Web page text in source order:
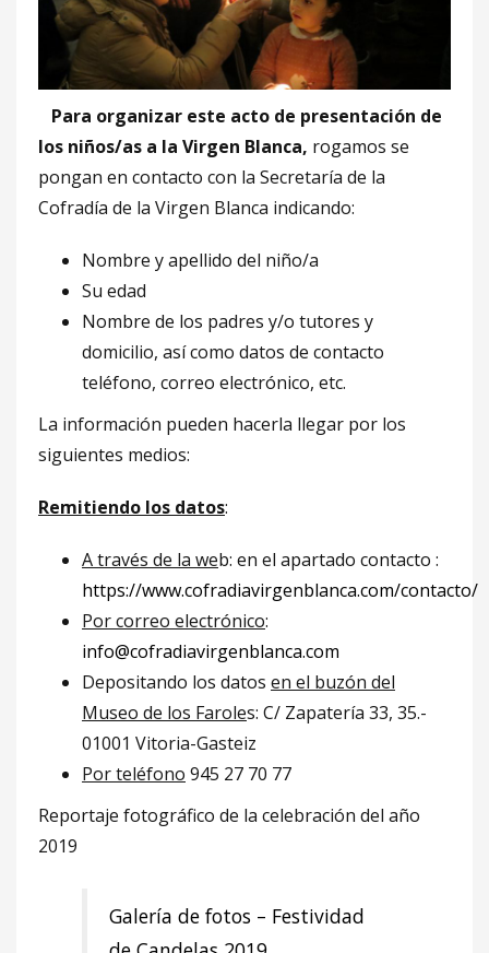
Para organizar este acto de presentación de
los niños/as a la Virgen Blanca, rogamos se
pongan en contacto con la Secretaría de la
Cofradía de la Virgen Blanca indicando:
Nombre y apellido del niño/a
Su edad
Nombre de los padres y/o tutores y
domicilio, así como datos de contacto
teléfono, correo electrónico, etc.
La información pueden hacerla llegar por los
siguientes medios:
Remitiendo los datos:
A través de la web: en el apartado contacto :
https://www.cofradiavirgenblanca.com/contacto/
Por correo electrónico:
info@cofradiavirgenblanca.com
Depositando los datos en el buzón del
Museo de los Faroles: C/ Zapatería 33, 35.-
01001 Vitoria-Gasteiz
Por teléfono 945 27 70 77
Reportaje fotográfico de la celebración del año
2019
Galería de fotos – Festividad